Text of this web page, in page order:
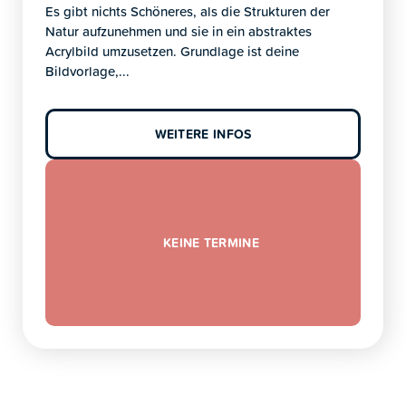
Es gibt nichts Schöneres, als die Strukturen der
Natur aufzunehmen und sie in ein abstraktes
Acrylbild umzusetzen. Grundlage ist deine
Bildvorlage,...
WEITERE INFOS
KEINE TERMINE